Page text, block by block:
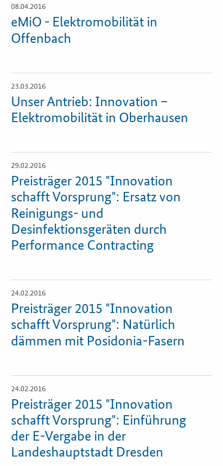
Startups & innovative KMU
Services
E-Learning
Praxisbeispiele
Marketing-Guide
Playbook
EU-Förderung
Service und Kontakt
Praxisbeispiele
Downloads
08.04.2016
eMiO - Elektromobilität in
Offenbach
Öffnet
Einzelsicht
23.03.2016
Unser Antrieb: Innovation –
Elektromobilität in Oberhausen
Öffnet
Einzelsicht
29.02.2016
Preisträger 2015 "Innovation
schafft Vorsprung": Ersatz von
Reinigungs- und
Desinfektionsgeräten durch
Performance Contracting
Öffnet
Einzelsicht
24.02.2016
Preisträger 2015 "Innovation
schafft Vorsprung": Natürlich
dämmen mit Posidonia-Fasern
Öffnet
Einzelsicht
24.02.2016
Preisträger 2015 "Innovation
schafft Vorsprung": Einführung
der E-Vergabe in der
Landeshauptstadt Dresden
Öffnet
Einzelsicht